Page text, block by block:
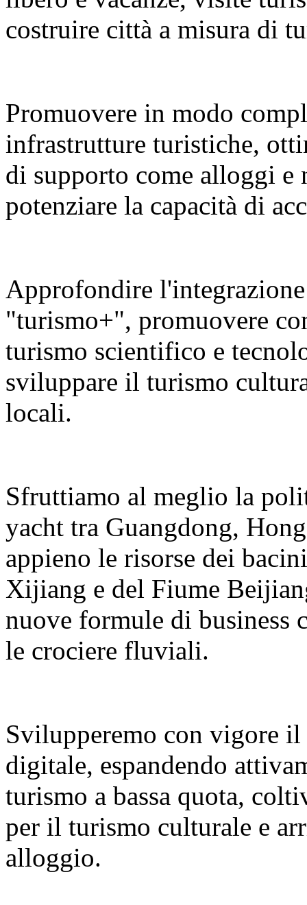
costruire città a misura di
Promuovere in modo
infrastrutture turistiche,
di supporto come alloggi e
potenziare la capacità di
Approfondire
"turismo+", promuovere
turismo scientifico e
sviluppare il turismo
locali.
Sfruttiamo al meglio la
yacht tra Guangdong,
appieno le risorse dei
Xijiang e del Fiume
nuove formule di business
le crociere fluviali.
Svilupperemo con vigore
digitale, espandendo
turismo a bassa quota,
per il turismo culturale e
alloggio.